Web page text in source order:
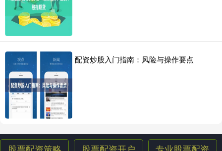
配资炒股入门指南：风险与操作要点
股票配资策略 股票配资开户 专业股票配资